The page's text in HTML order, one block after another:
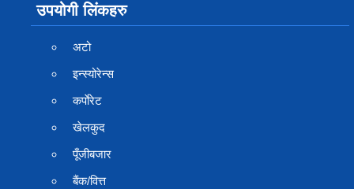
उपयोगी लिंकहरु
अटो
इन्स्योरेन्स
कर्पाेरेट
खेलकुद
पूँजीबजार
बैंक/वित्त